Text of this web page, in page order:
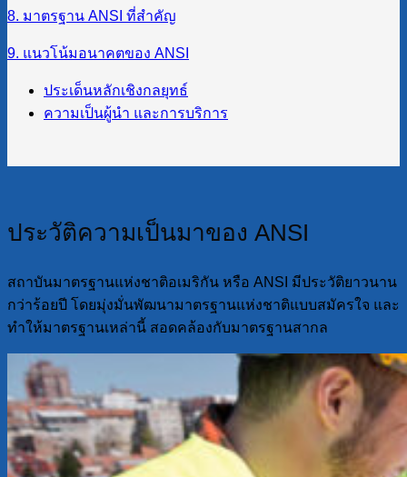
8. มาตรฐาน ANSI ที่สำคัญ
9. แนวโน้มอนาคตของ ANSI
ประเด็นหลักเชิงกลยุทธ์
ความเป็นผู้นำ และการบริการ
ประวัติความเป็นมาของ ANSI
สถาบันมาตรฐานแห่งชาติอเมริกัน หรือ ANSI มีประวัติยาวนาน
กว่าร้อยปี โดยมุ่งมั่นพัฒนามาตรฐานแห่งชาติแบบสมัครใจ และ
ทำให้มาตรฐานเหล่านี้ สอดคล้องกับมาตรฐานสากล